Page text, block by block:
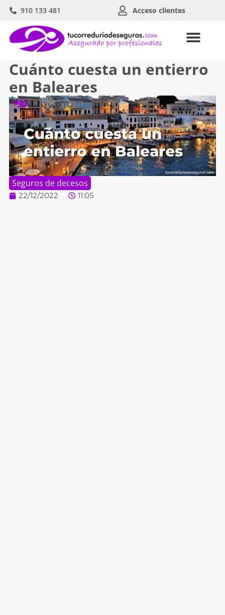
910 133 481 Acceso clientes
Cuánto cuesta un entierro
en Baleares
Seguros de decesos
22/12/2022 11:05